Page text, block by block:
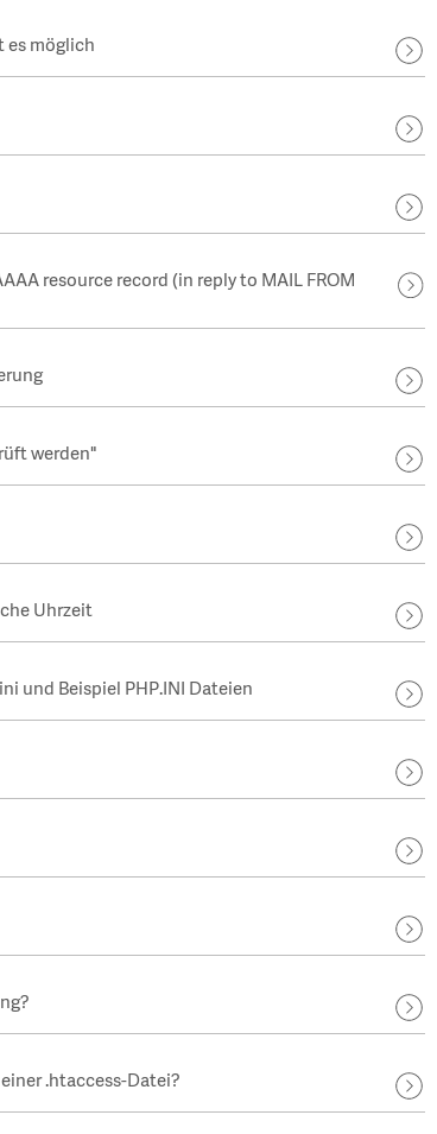
es möglich
resource record (in reply to MAIL FROM
werden"
Uhrzeit
und Beispiel PHP.INI Dateien
.htaccess-Datei?